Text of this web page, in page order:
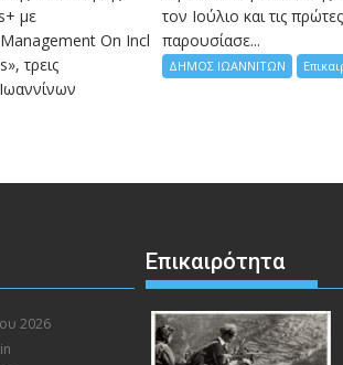
με
Management On Incl
τρεις
τον Ιούλιο και τις
παρουσίασε...
ΔΗΜΟΣ ΙΩΑΝΝΙΤΩΝ
2026
Επικαιρότητα